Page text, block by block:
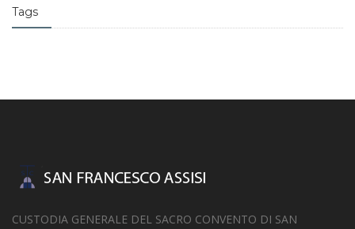
Tags
CUSTODIA GENERALE DEL SACRO CONVENTO DI SAN